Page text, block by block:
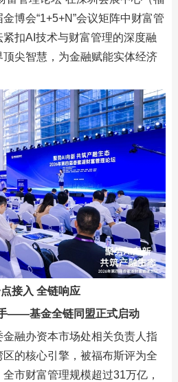
博会“1+5+N”会议矩阵中财富管
扣AI技术与财富管理的深度融
尖智慧，为金融赋能实体经济
接入 全链响应
——基金全链同盟正式启动
融办资本市场处相关负责人指
的核心引擎，被福布斯评为全
市财富管理规模超过31万亿，